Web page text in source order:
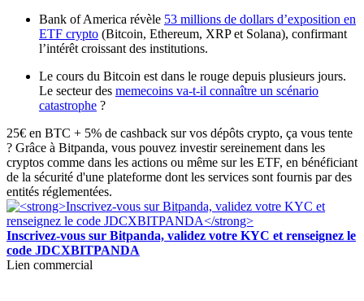
Bank of America révèle 53 millions de dollars d’exposition en
ETF crypto (Bitcoin, Ethereum, XRP et Solana), confirmant
l’intérêt croissant des institutions.
Le cours du Bitcoin est dans le rouge depuis plusieurs jours.
Le secteur des memecoins va-t-il connaître un scénario
catastrophe ?
25€ en BTC + 5% de cashback sur vos dépôts crypto, ça vous tente
? Grâce à Bitpanda, vous pouvez investir sereinement dans les
cryptos comme dans les actions ou même sur les ETF, en bénéficiant
de la sécurité d'une plateforme dont les services sont fournis par des
entités réglementées.
Inscrivez-vous sur Bitpanda, validez votre KYC et renseignez le
code JDCXBITPANDA
Lien commercial